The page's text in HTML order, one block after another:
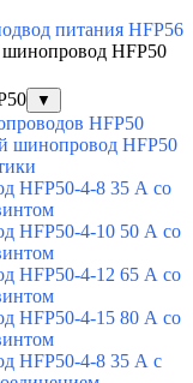
питания HFP56
HFP50
▼
HFP50
шинопровод HFP50
HFP50-4-8 35 А со
HFP50-4-10 50 А со
HFP50-4-12 65 А со
HFP50-4-15 80 А со
HFP50-4-8 35 А с